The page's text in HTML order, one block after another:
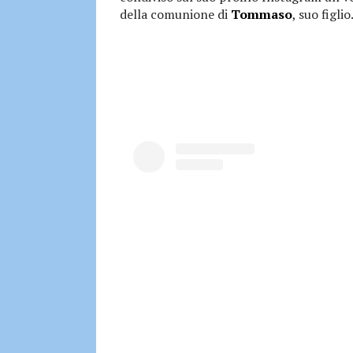
della comunione di Tommaso, suo figlio.